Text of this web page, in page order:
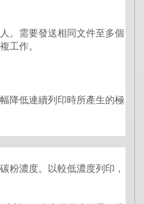
。需要發送相同文件至多個
工作。
降低連續列印時所產生的極
粉濃度。以較低濃度列印，